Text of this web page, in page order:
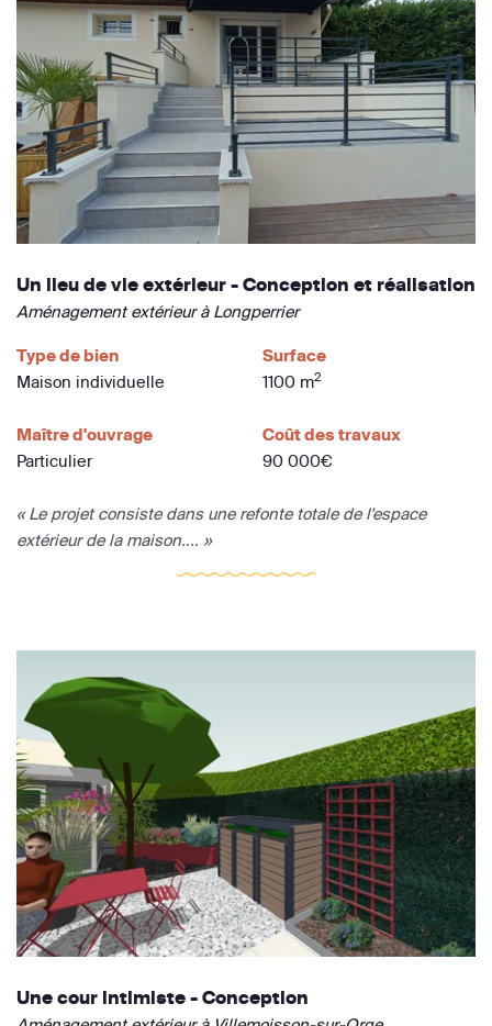
Un lieu de vie extérieur - Conception et réalisation
Aménagement extérieur à Longperrier
Type de bien
Maison individuelle
Surface
1100 m2
Maître d'ouvrage
Particulier
Coût des travaux
90 000€
« Le projet consiste dans une refonte totale de l'espace
extérieur de la maison.... »
Une cour intimiste - Conception